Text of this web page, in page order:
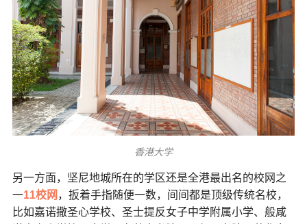
香港大学
另一方面，坚尼地城所在的学区还是全港最出名的校网之
一11校网 ，扳着手指随便一数，间间都是顶级传统名校，
比如嘉诺撒圣心学校、圣士提反女子中学附属小学、般咸